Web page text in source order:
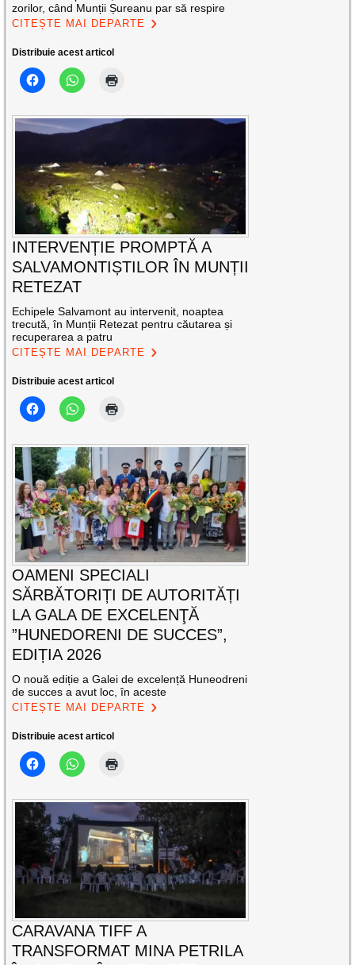
zorilor, când Munții Șureanu par să respire
CITEȘTE MAI DEPARTE
Distribuie acest articol
INTERVENȚIE PROMPTĂ A
SALVAMONTIȘTILOR ÎN MUNȚII
RETEZAT
Echipele Salvamont au intervenit, noaptea
trecută, în Munții Retezat pentru căutarea și
recuperarea a patru
CITEȘTE MAI DEPARTE
Distribuie acest articol
OAMENI SPECIALI
SĂRBĂTORIȚI DE AUTORITĂȚI
LA GALA DE EXCELENŢĂ
”HUNEDORENI DE SUCCES”,
EDIȚIA 2026
O nouă ediție a Galei de excelență Huneodreni
de succes a avut loc, în aceste
CITEȘTE MAI DEPARTE
Distribuie acest articol
CARAVANA TIFF A
TRANSFORMAT MINA PETRILA